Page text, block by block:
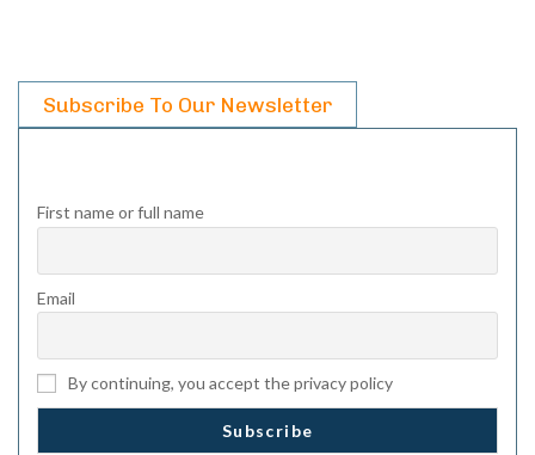
Subscribe To Our Newsletter
First name or full name
Email
By continuing, you accept the privacy policy